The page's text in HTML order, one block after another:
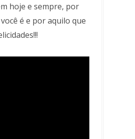
hoje e sempre, por
é e por aquilo que